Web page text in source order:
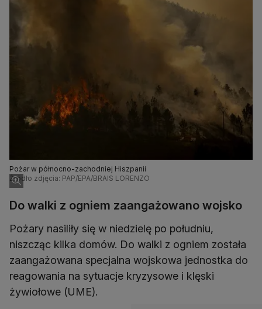
Pożar w północno-zachodniej Hiszpanii
Źródło zdjęcia: PAP/EPA/BRAIS LORENZO
Do walki z ogniem zaangażowano wojsko
Pożary nasiliły się w niedzielę po południu,
niszcząc kilka domów. Do walki z ogniem została
zaangażowana specjalna wojskowa jednostka do
reagowania na sytuacje kryzysowe i klęski
żywiołowe (UME).